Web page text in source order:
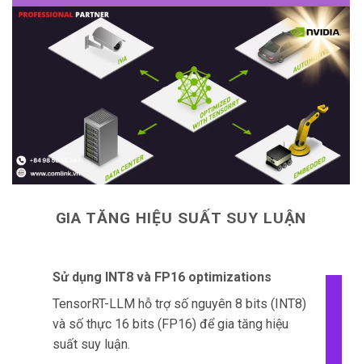
GIA TĂNG HIỆU SUẤT SUY LUẬN
Sử dụng INT8 và FP16 optimizations
TensorRT-LLM hỗ trợ số nguyên 8 bits (INT8)
và số thực 16 bits (FP16) để gia tăng hiệu
suất suy luận.